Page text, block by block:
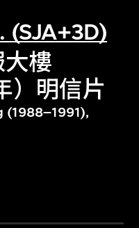
(SJA+3D)
樓
）明信片
(1988–1991),